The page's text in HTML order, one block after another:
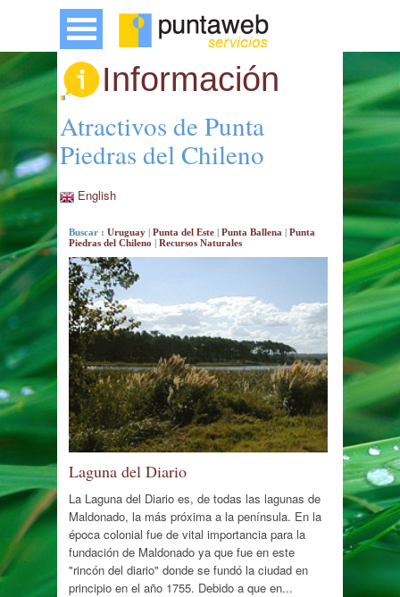
Información
Atractivos de Punta
Piedras del Chileno
English
Buscar :Uruguay |Punta del Este |Punta Ballena |Punta
Piedras del Chileno
|Recursos Naturales
Laguna del Diario
La Laguna del Diario es, de todas las lagunas de
Maldonado, la más próxima a la península. En la
época colonial fue de vital importancia para la
fundación de Maldonado ya que fue en este
"rincón del diario" donde se fundó la ciudad en
principio en el año 1755. Debido a que en...